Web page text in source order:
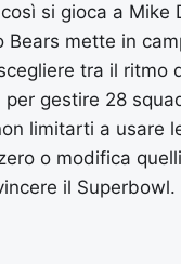
si gioca a
Bears mette in
tra il ritmo
gestire 28
limitarti a usare
o modifica
il Superbowl.